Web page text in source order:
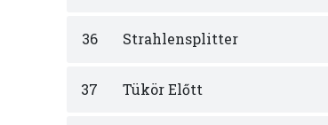
36 Strahlensplitter
37 Tükör Előtt